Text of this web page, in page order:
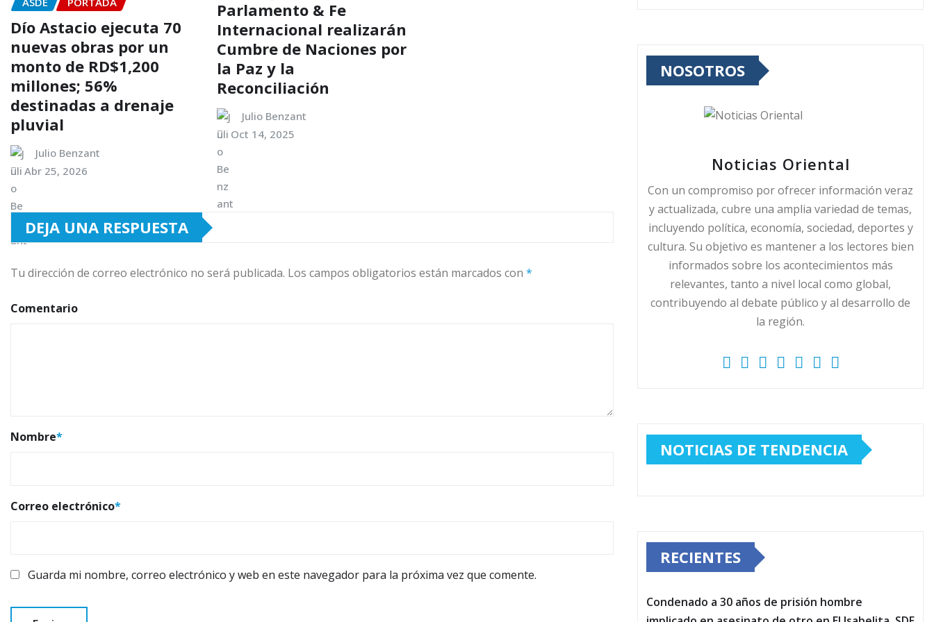
Dío Astacio ejecuta 70
nuevas obras por un
monto de RD$1,200
millones; 56%
destinadas a drenaje
pluvial
Julio Benzant
Abr 25, 2026
Parlamento & Fe
Internacional realizarán
Cumbre de Naciones por
la Paz y la
Reconciliación
Julio Benzant
Oct 14, 2025
DEJA UNA RESPUESTA
Tu dirección de correo electrónico no será publicada. Los campos obligatorios están marcados con *
Comentario
Nombre*
Correo electrónico*
Guarda mi nombre, correo electrónico y web en este navegador para la próxima vez que comente.
NOSOTROS
Noticias Oriental
Con un compromiso por ofrecer información veraz
y actualizada, cubre una amplia variedad de temas,
incluyendo política, economía, sociedad, deportes y
cultura. Su objetivo es mantener a los lectores bien
informados sobre los acontecimientos más
relevantes, tanto a nivel local como global,
contribuyendo al debate público y al desarrollo de
la región.
NOTICIAS DE TENDENCIA
RECIENTES
Condenado a 30 años de prisión hombre